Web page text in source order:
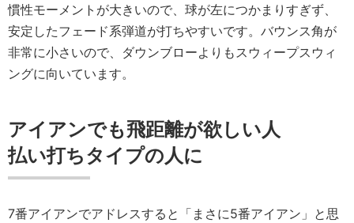
慣性モーメントが大きいので、球が左につかまりすぎず、
安定したフェード系弾道が打ちやすいです。バウンス角が
非常に小さいので、ダウンブローよりもスウィープスウィ
ングに向いています。
アイアンでも飛距離が欲しい人
払い打ちタイプの人に
7番アイアンでアドレスすると「まさに5番アイアン」と思